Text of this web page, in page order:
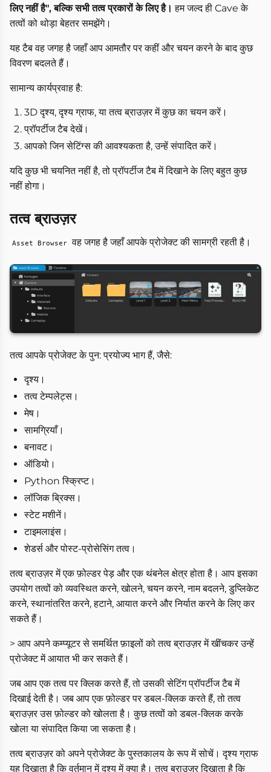
लिए नहीं है", बल्कि सभी तत्व प्रकारों के लिए है। हम जल्द ही Cave के
तत्वों को थोड़ा बेहतर समझेंगे।
यह टैब वह जगह है जहाँ आप आमतौर पर कहीं और चयन करने के बाद कुछ
विवरण बदलते हैं।
सामान्य कार्यप्रवाह है:
3D दृश्य, दृश्य ग्राफ, या तत्व ब्राउज़र में कुछ का चयन करें।
प्रॉपर्टीज टैब देखें।
आपको जिन सेटिंग्स की आवश्यकता है, उन्हें संपादित करें।
यदि कुछ भी चयनित नहीं है, तो प्रॉपर्टीज टैब में दिखाने के लिए बहुत कुछ
नहीं होगा।
तत्व ब्राउज़र
Asset Browser वह जगह है जहाँ आपके प्रोजेक्ट की सामग्री रहती है।
तत्व आपके प्रोजेक्ट के पुन: प्रयोज्य भाग हैं, जैसे:
दृश्य।
तत्व टेम्पलेट्स।
मेष।
सामग्रियाँ।
बनावट।
ऑडियो।
Python स्क्रिप्ट।
लॉजिक ब्रिक्स।
स्टेट मशीनें।
टाइमलाइंस।
शेडर्स और पोस्ट-प्रोसेसिंग तत्व।
तत्व ब्राउज़र में एक फ़ोल्डर पेड़ और एक थंबनेल क्षेत्र होता है। आप इसका
उपयोग तत्वों को व्यवस्थित करने, खोलने, चयन करने, नाम बदलने, डुप्लिकेट
करने, स्थानांतरित करने, हटाने, आयात करने और निर्यात करने के लिए कर
सकते हैं।
> आप अपने कम्प्यूटर से समर्थित फ़ाइलों को तत्व ब्राउज़र में खींचकर उन्हें
प्रोजेक्ट में आयात भी कर सकते हैं।
जब आप एक तत्व पर क्लिक करते हैं, तो उसकी सेटिंग प्रॉपर्टीज टैब में
दिखाई देती है। जब आप एक फ़ोल्डर पर डबल-क्लिक करते हैं, तो तत्व
ब्राउज़र उस फ़ोल्डर को खोलता है। कुछ तत्वों को डबल-क्लिक करके
खोला या संपादित किया जा सकता है।
तत्व ब्राउज़र को अपने प्रोजेक्ट के पुस्तकालय के रूप में सोचें। दृश्य ग्राफ
यह दिखाता है कि वर्तमान में दृश्य में क्या है। तत्व ब्राउज़र दिखाता है कि